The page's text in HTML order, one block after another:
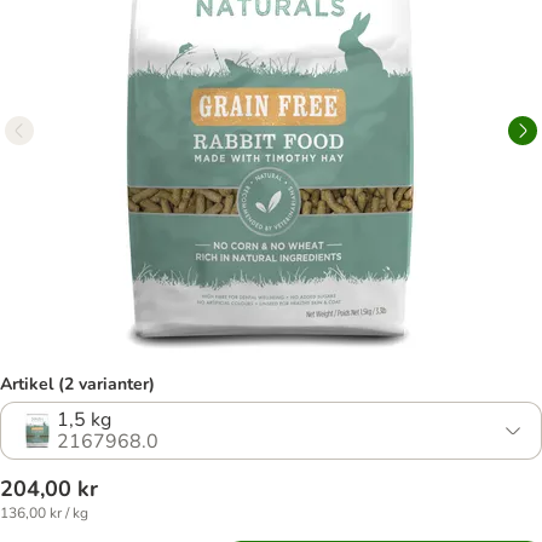
Artikel (2 varianter)
1,5 kg
2167968.0
204,00 kr
136,00 kr / kg